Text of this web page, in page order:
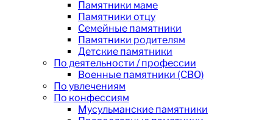
Памятники маме
Памятники отцу
Семейные памятники
Памятники родителям
Детские памятники
По деятельности / профессии
Военные памятники (СВО)
По увлечениям
По конфессиям
Мусульманские памятники